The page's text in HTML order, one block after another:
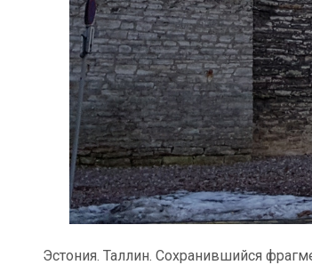
Эстония. Таллин. Сохранившийся